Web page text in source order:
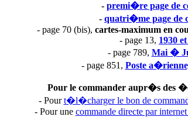
- premi�re page de
- quatri�me page de
- page 70 (bis), cartes-maximum en
- page 13, 1930
- page 789, Mai �
- page 851, Poste
Pour le commander aupr�s des
- Pourt�l�charger le bon de
- Pour une commande directe par